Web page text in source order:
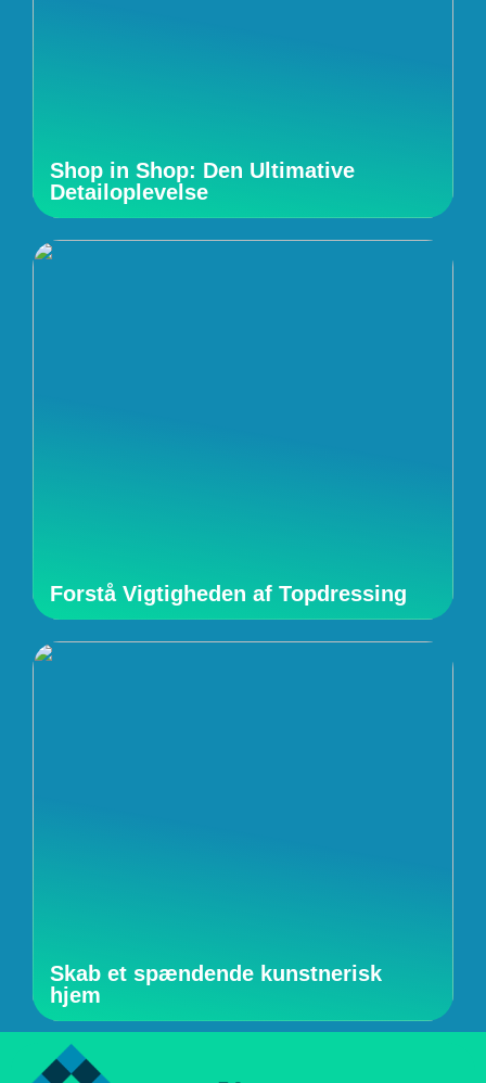
Shop in Shop: Den Ultimative
Detailoplevelse
Forstå Vigtigheden af Topdressing
Skab et spændende kunstnerisk
hjem